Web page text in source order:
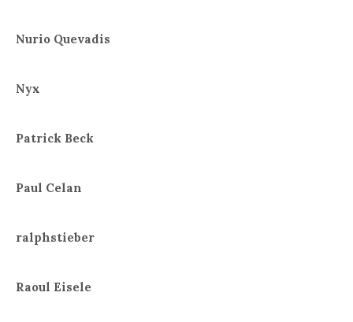
Nurio Quevadis
Nyx
Patrick Beck
Paul Celan
ralphstieber
Raoul Eisele